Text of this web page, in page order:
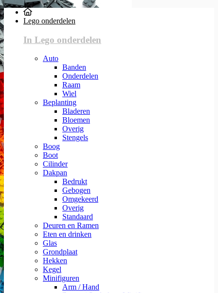
Lego onderdelen
In Lego onderdelen
Auto
Banden
Onderdelen
Raam
Wiel
Beplanting
Bladeren
Bloemen
Overig
Stengels
Boog
Boot
Cilinder
Dakpan
Bedrukt
Gebogen
Omgekeerd
Overig
Standaard
Deuren en Ramen
Eten en drinken
Glas
Grondplaat
Hekken
Kegel
Minifiguren
Arm / Hand